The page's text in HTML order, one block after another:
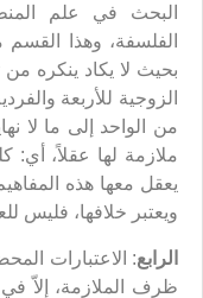
البحث في علم
الفلسفة، وهذا
بحيث لا يكاد ينكره
الزوجية للأربعة
من الواحد إلى ما لا
ملازمة لها عقلاً، أي:
يعقل معها هذه
ويعتبر خلافها، فليس
الرابع: الاعتبارات
ظرف الملازمة، إلاّ